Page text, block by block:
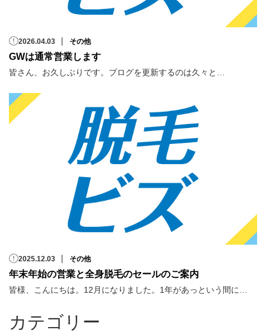
2026.04.03 その他
GWは通常営業します
皆さん、お久しぶりです。ブログを更新するのは久々と…
2025.12.03 その他
年末年始の営業と全身脱毛のセールのご案内
皆様、こんにちは。12月になりました。1年があっという間に…
カテゴリー